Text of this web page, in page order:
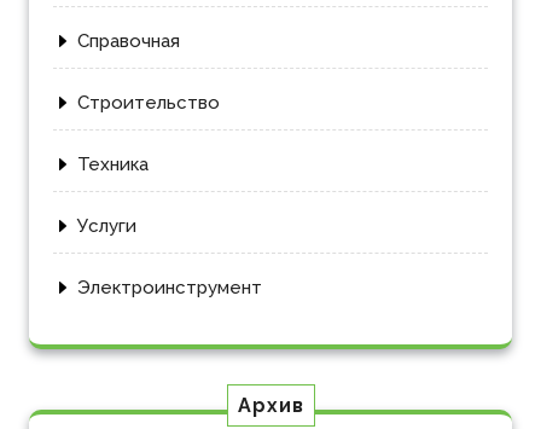
Справочная
Строительство
Техника
Услуги
Электроинструмент
Архив